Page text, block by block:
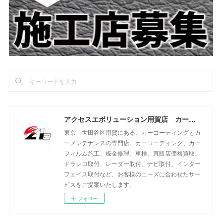
アクセスエボリューション用賀店 カーコーティング・カーメンテナンスの専門店
東京 世田谷区用賀にある、カーコーティングとカ
ーメンテナンスの専門店。カーコーティング、カー
フィルム施工、板金修理、車検、直販店価格買取、
ドラレコ取付、レーダー取付、ナビ取付、インター
フェイス取付など、お客様のニーズに合わせたサー
ビスをご提案いたします。
フォロー